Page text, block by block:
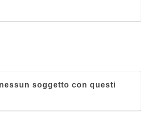
soggetto con questi